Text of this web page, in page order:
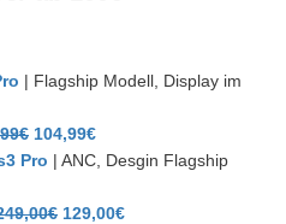
| Flagship Modell, Display im
104,99€
Pro | ANC, Desgin Flagship
129,00€